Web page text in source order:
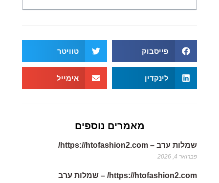
פייסבוק טוויטר
לינקדין אימייל
מאמרים נוספים
שמלות ערב – https://htofashion2.com/
פברואר 4, 2026
https://htofashion2.com/ – שמלות ערב